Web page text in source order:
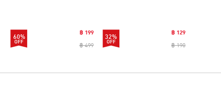
60%
฿ 199
฿ 499
32%
฿ 129
฿ 190